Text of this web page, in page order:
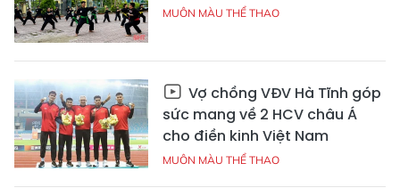
MUÔN MÀU THỂ THAO
Vợ chồng VĐV Hà Tĩnh góp
sức mang về 2 HCV châu Á
cho điền kinh Việt Nam
MUÔN MÀU THỂ THAO